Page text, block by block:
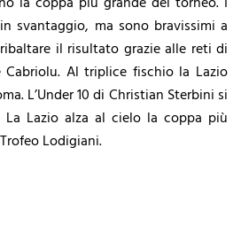
svantaggio, ma sono bravissimi a
il risultato grazie alle reti di
Al triplice fischio la Lazio
L’Under 10 di Christian Sterbini si
Lazio alza al cielo la coppa più
Lodigiani.